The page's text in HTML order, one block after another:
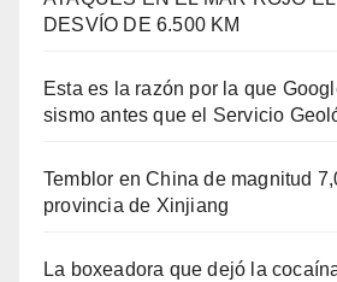
DESVÍO DE 6.500 KM
Esta es la razón por la que
sismo antes que el Servicio
Temblor en China de magnitud
provincia de Xinjiang
La boxeadora que dejó la